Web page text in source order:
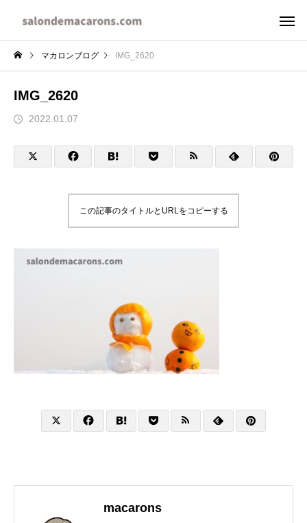
マカロンブログ IMG_2620
IMG_2620
2022.01.07
この記事のタイトルとURLをコピーする
macarons